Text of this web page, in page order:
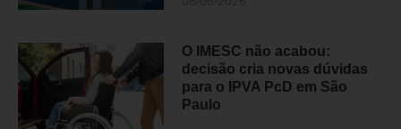
O IMESC não acabou:
decisão cria novas dúvidas
para o IPVA PcD em São
Paulo